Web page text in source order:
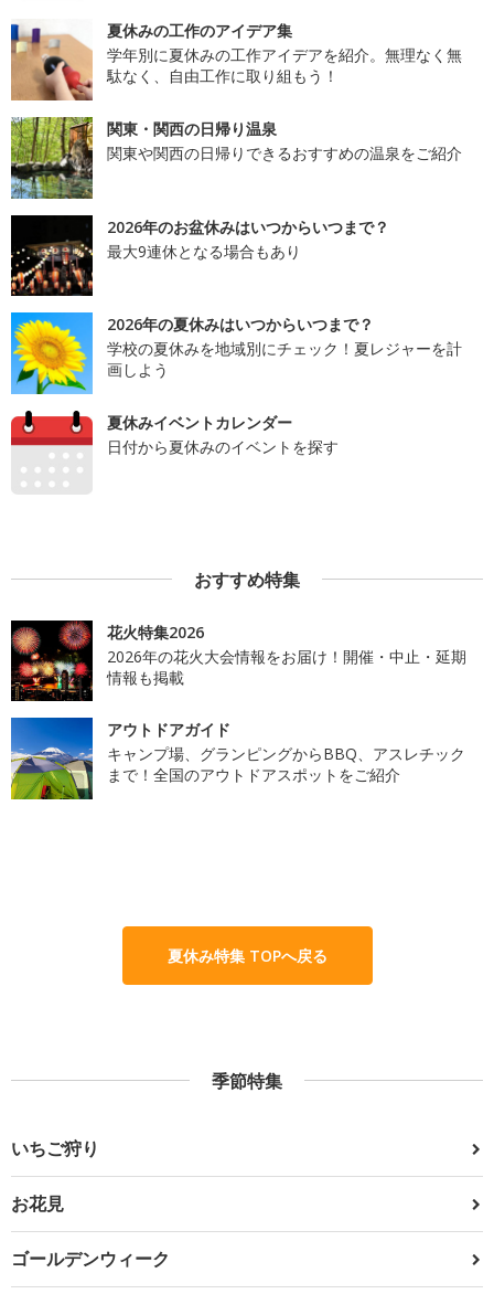
夏休みの工作のアイデア集
学年別に夏休みの工作アイデアを紹介。無理なく無
駄なく、自由工作に取り組もう！
関東・関西の日帰り温泉
関東や関西の日帰りできるおすすめの温泉をご紹介
2026年のお盆休みはいつからいつまで？
最大9連休となる場合もあり
2026年の夏休みはいつからいつまで？
学校の夏休みを地域別にチェック！夏レジャーを計
画しよう
夏休みイベントカレンダー
日付から夏休みのイベントを探す
おすすめ特集
花火特集2026
2026年の花火大会情報をお届け！開催・中止・延期
情報も掲載
アウトドアガイド
キャンプ場、グランピングからBBQ、アスレチック
まで！全国のアウトドアスポットをご紹介
夏休み特集 TOPへ戻る
季節特集
いちご狩り
お花見
ゴールデンウィーク